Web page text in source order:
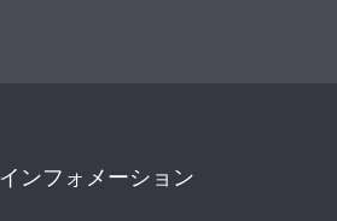
インフォメーション